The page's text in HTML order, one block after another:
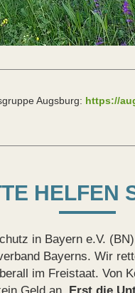
Augsburg: https://
HELFEN
in Bayern e.V.
Bayerns. Wir
im Freistaat. Von